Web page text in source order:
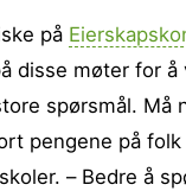
på
disse møter for
spørsmål.
pengene på
– Bedre å